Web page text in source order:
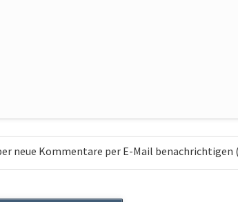
neue Kommentare per E-Mail